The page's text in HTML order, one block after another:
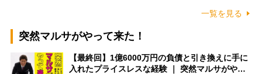
一覧を見る
突然マルサがやって来た！
【最終回】1億6000万円の負債と引き換えに手に
入れたプライスレスな経験 ｜ 突然マルサがや…